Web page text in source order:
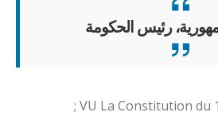
رئيس الحكومة
VU La Constitution du